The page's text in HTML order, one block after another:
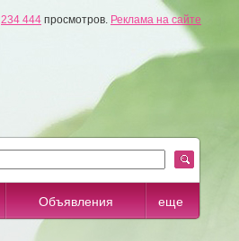
234 444 просмотров. Реклама на сайте
Объявления еще